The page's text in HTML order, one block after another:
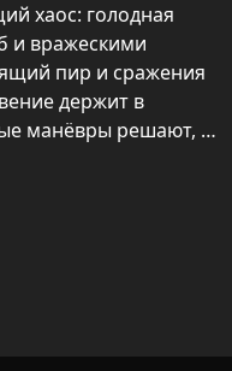
хаос: голодная
и вражескими
пир и сражения
держит в
манёвры решают,
нужно
а
на экране
и пробовать